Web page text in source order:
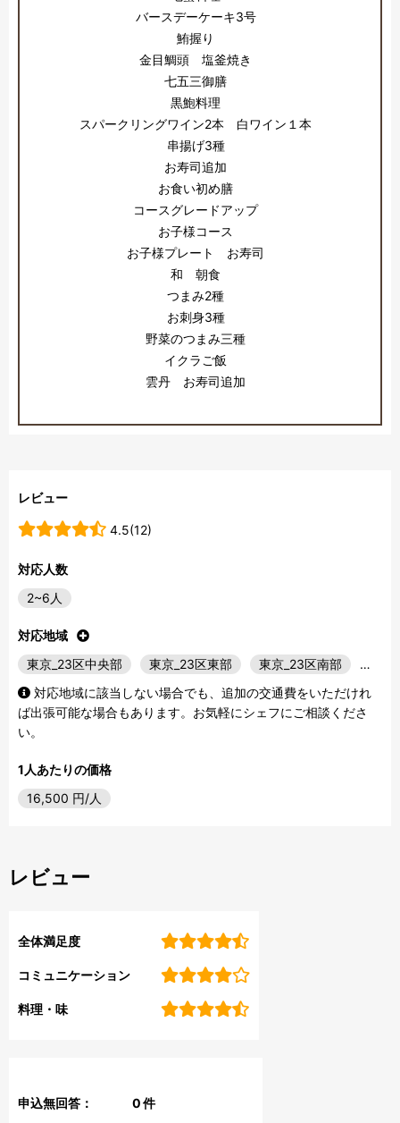
バースデーケーキ3号
鮪握り
金目鯛頭 塩釜焼き
七五三御膳
黒鮑料理
スパークリングワイン2本 白ワイン１本
串揚げ3種
お寿司追加
お食い初め膳
コースグレードアップ
お子様コース
お子様プレート お寿司
和 朝食
つまみ2種
お刺身3種
野菜のつまみ三種
イクラご飯
雲丹 お寿司追加
レビュー
4.5(12)
対応人数
2~6人
対応地域
東京_23区中央部
東京_23区東部 東京_23区南部
…
対応地域に該当しない場合でも、追加の交通費をいただけれ
ば出張可能な場合もあります。お気軽にシェフにご相談くださ
い。
1人あたりの価格
16,500 円/人
レビュー
全体満足度
コミュニケーション
料理・味
申込無回答： 0件